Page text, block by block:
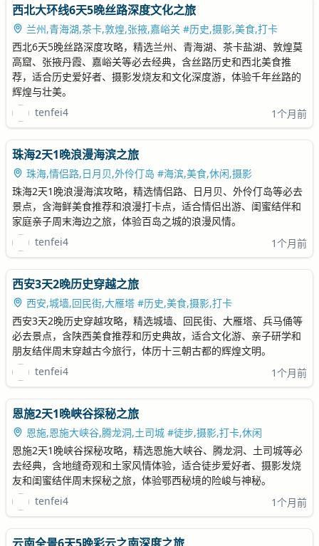
西北大环线6天5晚丝路深度文化之旅
兰州,青海湖,茶卡,敦煌,张掖,嘉峪关 #历史,摄影,美食,打卡
西北6天5晚丝路深度攻略，精选兰州、青海湖、茶卡盐湖、敦煌莫
高窟、张掖丹霞、嘉峪关等必去经典，含丝路历史和西北美食推
荐，适合历史爱好者、摄影发烧友和文化深度游，体验千年丝路的
辉煌与壮美。
tenfei4
1个月前
珠海2天1晚浪漫海滨之旅
珠海,情侣路,日月贝,外伶仃岛 #海滨,美食,休闲,摄影
珠海2天1晚浪漫海滨攻略，精选情侣路、日月贝、外伶仃岛等必去
景点，含海鲜美食推荐和浪漫打卡点，适合情侣出游、闺蜜结伴和
家庭亲子周末海边之旅，体验百岛之城的浪漫风情。
tenfei4
1个月前
西安3天2晚历史穿越之旅
西安,城墙,回民街,大雁塔 #历史,美食,摄影,打卡
西安3天2晚历史穿越攻略，精选城墙、回民街、大雁塔、兵马俑等
必去景点，含陕西美食推荐和历史典故，适合文化游、亲子研学和
朋友结伴周末穿越古今旅行，体历十三朝古都的辉煌文明。
tenfei4
1个月前
恩施2天1晚峡谷探秘之旅
恩施,恩施大峡谷,腾龙洞,土司城 #徒步,摄影,打卡,休闲
恩施2天1晚峡谷探秘攻略，精选恩施大峡谷、腾龙洞、土司城等必
去经典，含地缝奇观和土家风情体验，适合徒步爱好者、摄影发烧
友和闺蜜结伴周末探秘之旅，体验鄂西秘境的险峻与神秘。
tenfei4
1个月前